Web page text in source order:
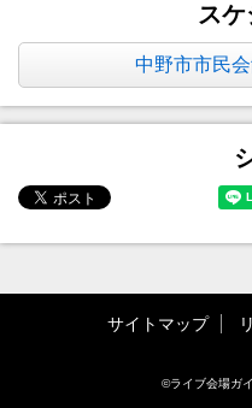
ス
中野市市民
サイトマップ
©ライブ会場ガ